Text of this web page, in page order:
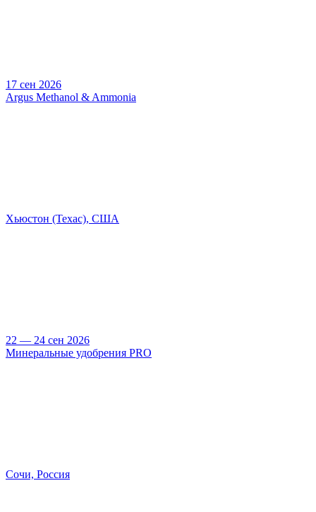
17 сен 2026
Argus Methanol & Ammonia
Хьюстон (Техас), США
22 — 24 сен 2026
Минеральные удобрения PRO
Сочи, Россия